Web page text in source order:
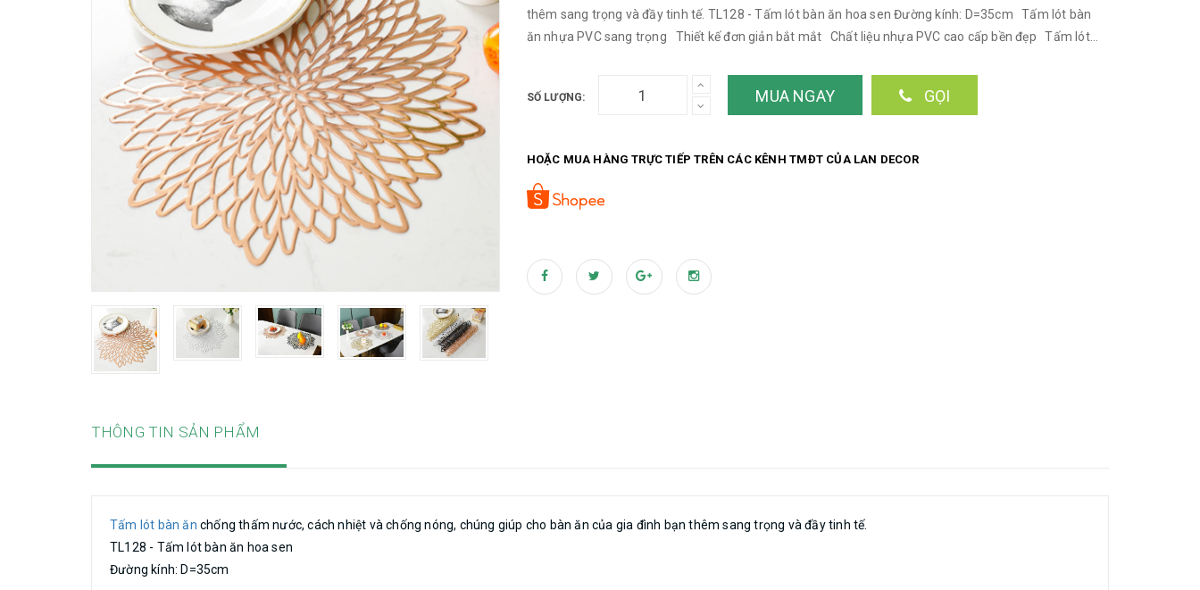
thêm sang trọng và đầy tinh tế. TL128 - Tấm lót bàn ăn hoa sen Đường kính: D=35cm Tấm lót bàn
ăn nhựa PVC sang trọng Thiết kế đơn giản bắt mắt Chất liệu nhựa PVC cao cấp bền đẹp Tấm lót
https://landecor.vn/ ➡️ Inbox Shop khi bạn cần hỗ trợ tư vấn sản phẩm nhé ➡️ số 27 ngõ 61 Phạm
Tuấn Tài (ngõ 445 Hoàng Quốc Việt), Hà Nội ☎️ 0971944931 (imess/zalo) 8h30-21h) Xem bản đồ:
#khan_lot_trang_tri #tấm_lót_bàn_ăn #tam_lot_ban_an
SỐ LƯỢNG: MUA NGAY GỌI
HOẶC MUA HÀNG TRỰC TIẾP TRÊN CÁC KÊNH TMĐT CỦA LAN DECOR
THÔNG TIN SẢN PHẨM
Tấm lót bàn ăn chống thấm nước, cách nhiệt và chống nóng, chúng giúp cho bàn ăn của gia đình bạn thêm sang trọng và đầy tinh tế.
TL128 - Tấm lót bàn ăn hoa sen
Đường kính: D=35cm